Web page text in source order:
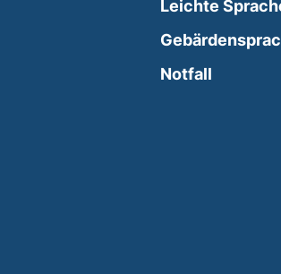
link, opens in a new window)
Leichte
Notfall